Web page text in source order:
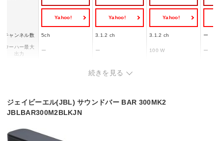
Yahoo! Yahoo! Yahoo!
チャンネル数 5ch 3.1.2 ch 3.1.2 ch ー
ウーハー最大
出力
ー ー 100 W ー
2ユニット
続きを見る
ジェイビーエル(JBL) サウンドバー BAR 300MK2
JBLBAR300M2BLKJN